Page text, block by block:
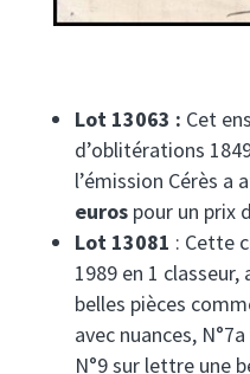
Lot 13063 : Cet
d’oblitérations
l’émission Cérès a
eurospour un prix
Lot 13081 : Cette
1989 en 1
belles pièces
avec nuances,
N°9 sur lettre une